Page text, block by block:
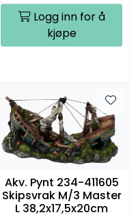
Logg inn for å
kjøpe
Akv. Pynt 234-411605
Skipsvrak M/3 Master
L 38,2x17,5x20cm